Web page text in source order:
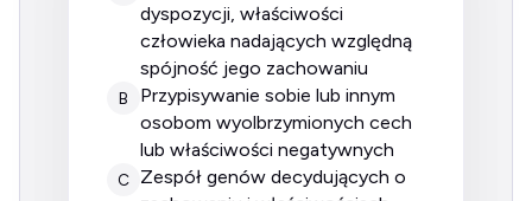
dyspozycji, właściwości
człowieka nadających względną
spójność jego zachowaniu
B
Przypisywanie sobie lub innym
osobom wyolbrzymionych cech
lub właściwości negatywnych
C
Zespół genów decydujących o